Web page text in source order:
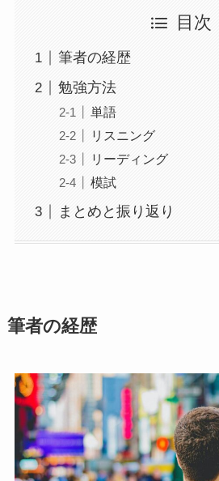
目次
筆者の経歴
勉強方法
単語
リスニング
リーディング
模試
まとめと振り返り
筆者の経歴